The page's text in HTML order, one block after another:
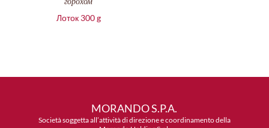
Лоток 300 g
MORANDO S.P.A.
Società soggetta all’attività di direzione e coordinamento della